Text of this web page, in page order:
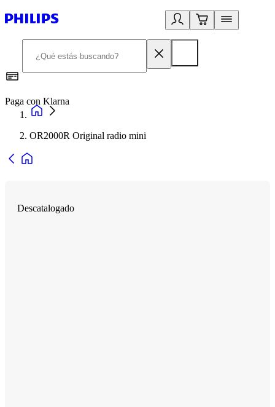
Paga con Klarna
OR2000R Original radio mini
Descatalogado